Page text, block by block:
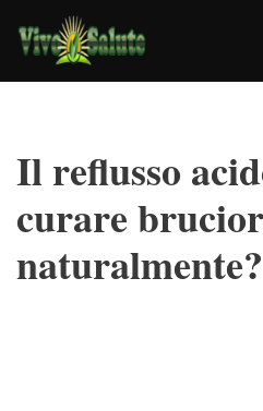
Vai
al
Il reflusso
curare
naturalmente?